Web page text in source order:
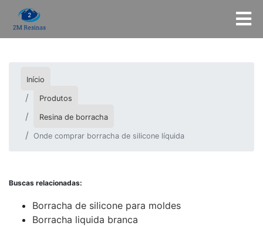
Início
Produtos
Resina de borracha
Onde comprar borracha de silicone líquida
Buscas relacionadas:
Borracha de silicone para moldes
Borracha liquida branca